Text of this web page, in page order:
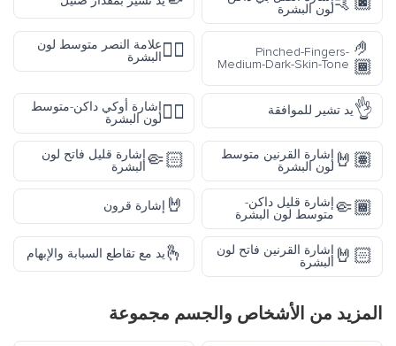
لون البشرة
🤌
🏾
Pinched-Fingers-
Medium-Dark-Skin-Tone
✌🏽علامة النصر متوسط لون
البشرة
👌يد تشير للموافقة 👌🏾إشارة أوكي داكن-متوسط
لون البشرة
🤘🏽 إشارة القرنين متوسط
لون البشرة
🤏🏻إشارة قليل فاتح لون
البشرة
🤏🏾إشارة قليل داكن-
متوسط لون البشرة
🤘 إشارة قرون
🤘🏻 إشارة القرنين فاتح لون
البشرة
🫰يد مع تقاطع السبابة والإبهام
المزيد من الأشخاص والجسم مجموعة